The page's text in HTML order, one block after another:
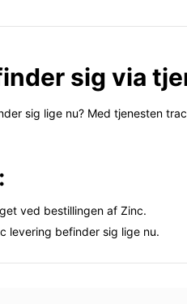
sig via
sig lige nu? Med tjenesten
ved bestillingen af Zinc.
levering befinder sig lige nu.